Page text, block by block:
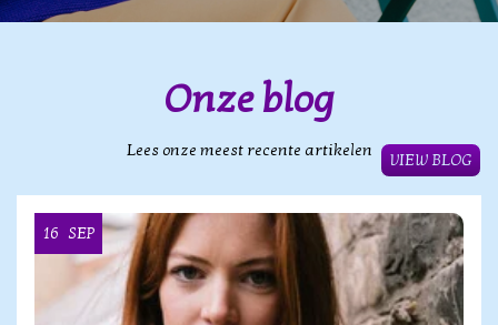
Onze blog
Lees onze meest recente artikelen
VIEW BLOG
16 SEP